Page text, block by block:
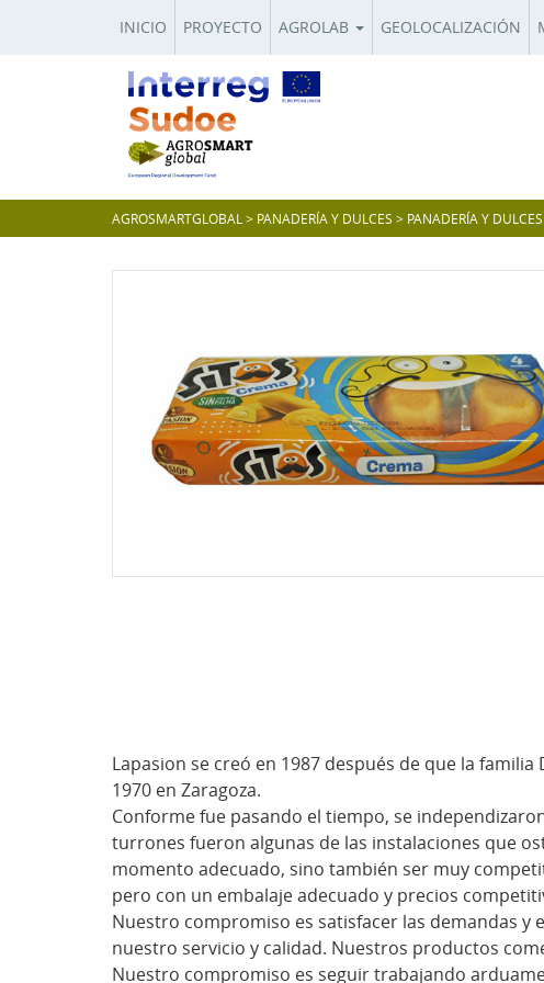
INICIO PROYECTO AGROLAB GEOLOCALIZACIÓN
AGROSMARTGLOBAL > PANADERÍA Y DULCES > PANADERÍA Y DULCES
Lapasion se creó en 1987 después de que la
1970 en Zaragoza.
Conforme fue pasando el tiempo, se
turrones fueron algunas de las instalaciones que
momento adecuado, sino también ser muy
pero con un embalaje adecuado y precios
Nuestro compromiso es satisfacer las demandas
nuestro servicio y calidad. Nuestros productos
Nuestro compromiso es seguir trabajando